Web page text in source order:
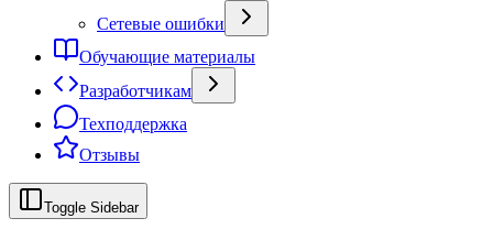
Сетевые ошибки
Обучающие материалы
Разработчикам
Техподдержка
Отзывы
Toggle Sidebar